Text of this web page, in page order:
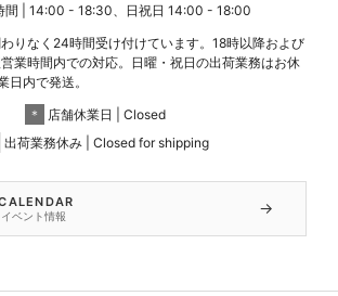
間 | 14:00 - 18:30、日祝日 14:00 - 18:00
りなく24時間受け付けています。18時以降および
業時間内での対応。日曜・祝日の出荷業務はお休
日内で発送。
＊
店舗休業日 | Closed
出荷業務休み | Closed for shipping
ベント情報 →